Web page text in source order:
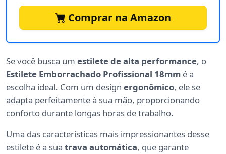
Comprar na Amazon
Se você busca um estilete de alta performance, o
Estilete Emborrachado Profissional 18mm é a
escolha ideal. Com um design ergonômico, ele se
adapta perfeitamente à sua mão, proporcionando
conforto durante longas horas de trabalho.
Uma das características mais impressionantes desse
estilete é a sua trava automática, que garante